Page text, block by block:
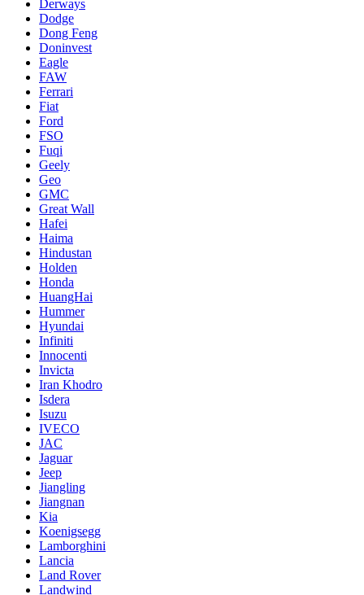
Derways
Dodge
Dong Feng
Doninvest
Eagle
FAW
Ferrari
Fiat
Ford
FSO
Fuqi
Geely
Geo
GMC
Great Wall
Hafei
Haima
Hindustan
Holden
Honda
HuangHai
Hummer
Hyundai
Infiniti
Innocenti
Invicta
Iran Khodro
Isdera
Isuzu
IVECO
JAC
Jaguar
Jeep
Jiangling
Jiangnan
Kia
Koenigsegg
Lamborghini
Lancia
Land Rover
Landwind